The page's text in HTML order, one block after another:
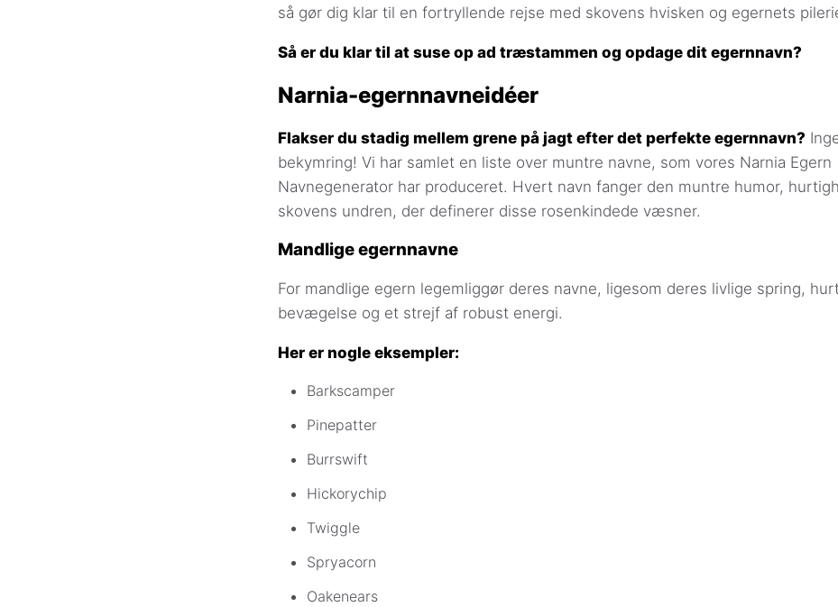
så gør dig klar til en fortryllende rejse med skovens hvisken og egernets
Så er du klar til at suse op ad træstammen og opdage dit egernnavn?
Narnia-egernnavneidéer
Flakser du stadig mellem grene på jagt efter det perfekte egernnavn?
bekymring! Vi har samlet en liste over muntre navne, som vores Narnia Egern
Navnegenerator har produceret. Hvert navn fanger den muntre humor,
skovens undren, der definerer disse rosenkindede væsner.
Mandlige egernnavne
For mandlige egern legemliggør deres navne, ligesom deres livlige spring,
bevægelse og et strejf af robust energi.
Her er nogle eksempler:
Barkscamper
Pinepatter
Burrswift
Hickorychip
Twiggle
Spryacorn
Oakenears